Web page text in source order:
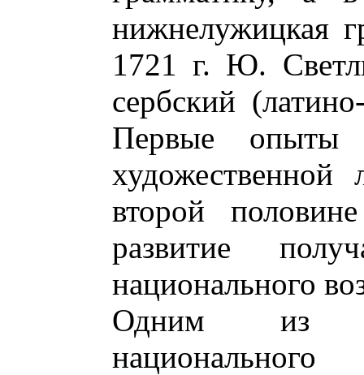
нижнелужицкая
1721 г. Ю.
сербский
Первые опыты
художественной
второй
развитие
национального
Одним из